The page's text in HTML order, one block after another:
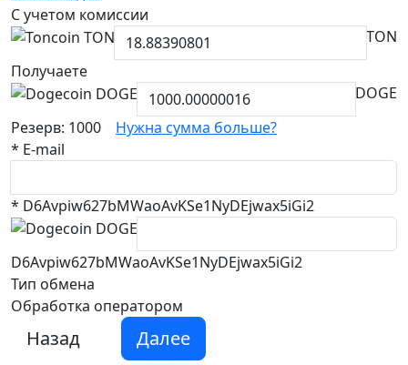
С учетом комиссии
TON
Получаете
DOGE
Резерв: 1000
Нужна сумма больше?
* E-mail
* D6Avpiw627bMWaoAvKSe1NyDEjwax5iGi2
D6Avpiw627bMWaoAvKSe1NyDEjwax5iGi2
Тип обмена
Обработка оператором
Назад Далее